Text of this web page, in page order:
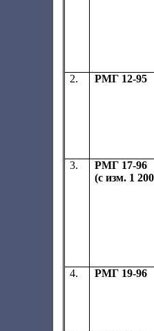
2. РМГ 12-95
3.
РМГ 17-96
(с изм. 1
4. РМГ 19-96